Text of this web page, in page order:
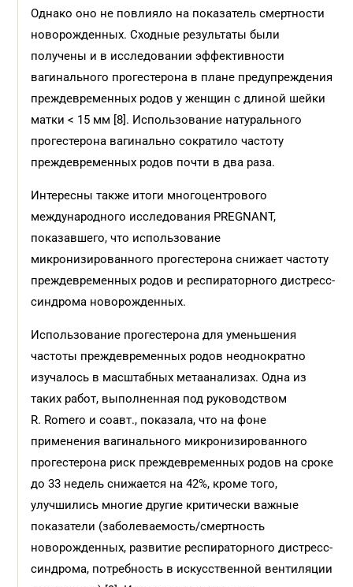
Однако оно не повлияло на показатель смертности
новорожденных. Сходные результаты были
получены и в исследовании эффективности
вагинального прогестерона в плане предупреждения
преждевременных родов у женщин с длиной шейки
матки < 15 мм [8]. Использование натурального
прогестерона вагинально сократило частоту
преждевременных родов почти в два раза.
Интересны также итоги многоцентрового
международного исследования PREGNANT,
показавшего, что использование
микронизированного прогестерона снижает частоту
преждевременных родов и респираторного дистресс-
синдрома новорожденных.
Использование прогестерона для уменьшения
частоты преждевременных родов неоднократно
изучалось в масштабных метаанализах. Одна из
таких работ, выполненная под руководством
R. Romero и соавт., показала, что на фоне
применения вагинального микронизированного
прогестерона риск преждевременных родов на сроке
до 33 недель снижается на 42%, кроме того,
улучшились многие другие критически важные
показатели (заболеваемость/смертность
новорожденных, развитие респираторного дистресс-
синдрома, потребность в искусственной вентиляции